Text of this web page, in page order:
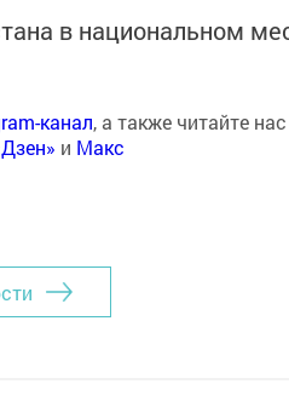
в национальном
канал, а также читайте нас
и Макс